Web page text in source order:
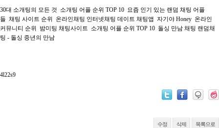
30대 소개팅의 모든 것 소개팅 어플 순위 TOP 10 요즘 인기 있는 랜덤 채팅 어플
들 채팅 사이트 순위 온라인채팅 인터넷채팅 데이트 채팅앱 자기야 Honey 온라인
커뮤니티 순위
밤미팅 채팅사이트 소개팅 어플 순위 TOP 10 돌싱 만남 채팅 랜덤채
팅 - 돌싱 중년의 만남
4l22s9
수정 삭제 목록으로